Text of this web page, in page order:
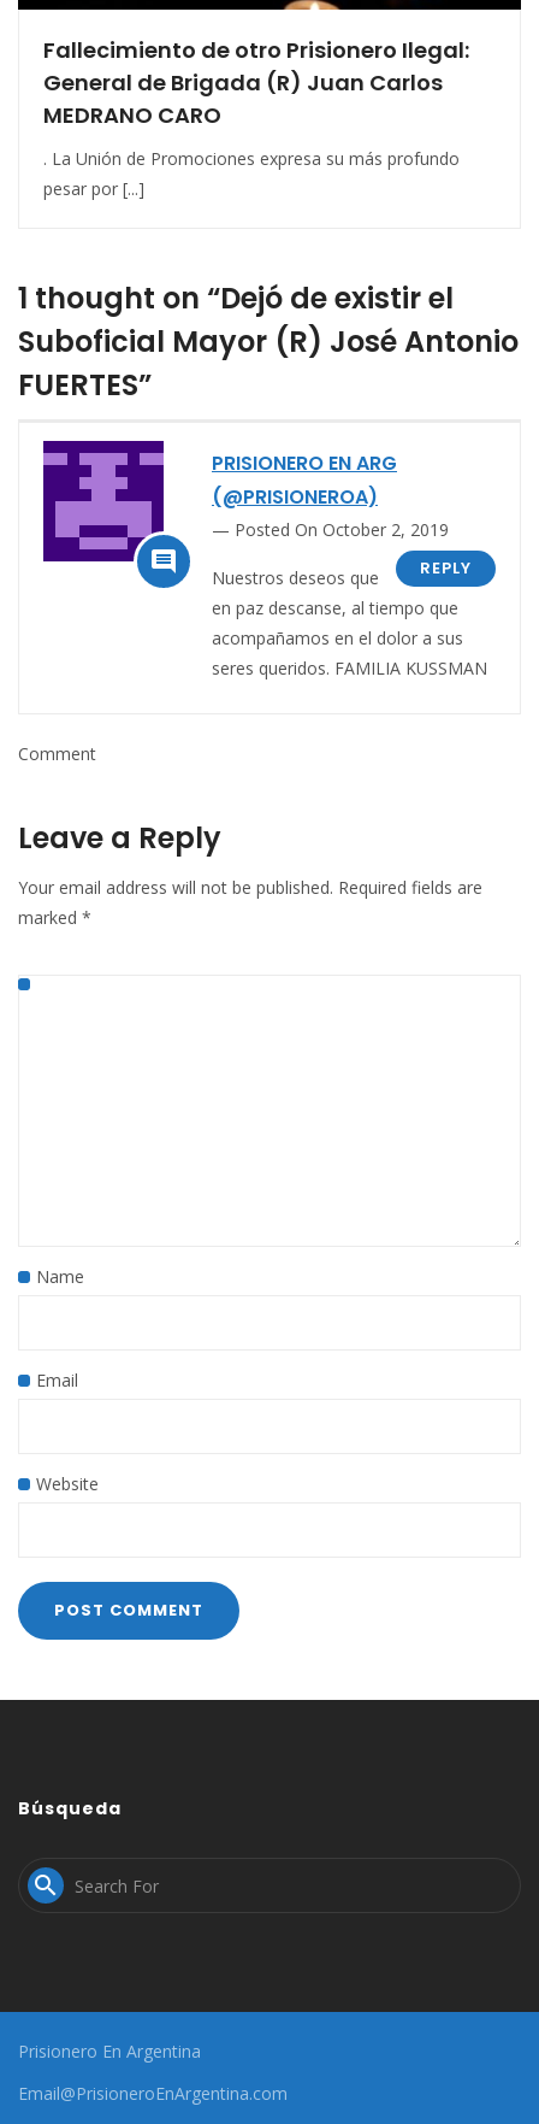
Fallecimiento de otro Prisionero Ilegal:
General de Brigada (R) Juan Carlos
MEDRANO CARO
. La Unión de Promociones expresa su más profundo
pesar por [...]
1 thought on “Dejó de existir el
Suboficial Mayor (R) José Antonio
FUERTES”

PRISIONERO EN ARG
(@PRISIONEROA)
Posted On October 2, 2019
REPLY
Nuestros deseos que
en paz descanse, al tiempo que
acompañamos en el dolor a sus
seres queridos. FAMILIA KUSSMAN
Comment
Leave a Reply
Your email address will not be published. Required fields are
marked *
Name
Email
Website
Búsqueda

Prisionero En Argentina
Email@PrisioneroEnArgentina.com